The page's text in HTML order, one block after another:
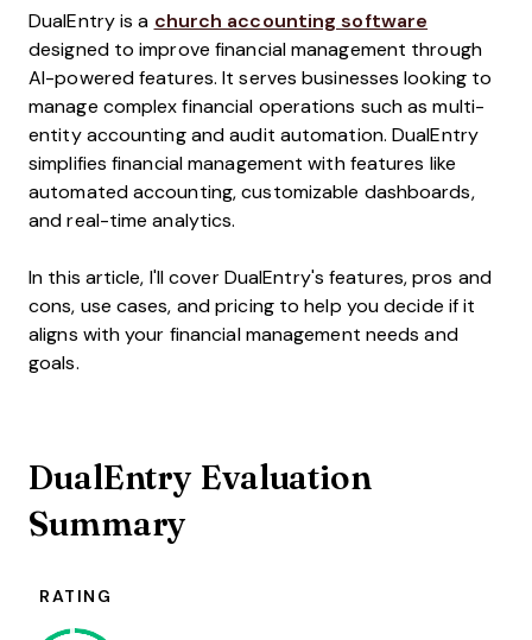
DualEntry is a church accounting software
designed to improve financial management through
AI-powered features. It serves businesses looking to
manage complex financial operations such as multi-
entity accounting and audit automation. DualEntry
simplifies financial management with features like
automated accounting, customizable dashboards,
and real-time analytics.
In this article, I'll cover DualEntry's features, pros and
cons, use cases, and pricing to help you decide if it
aligns with your financial management needs and
goals.
DualEntry Evaluation
Summary
RATING